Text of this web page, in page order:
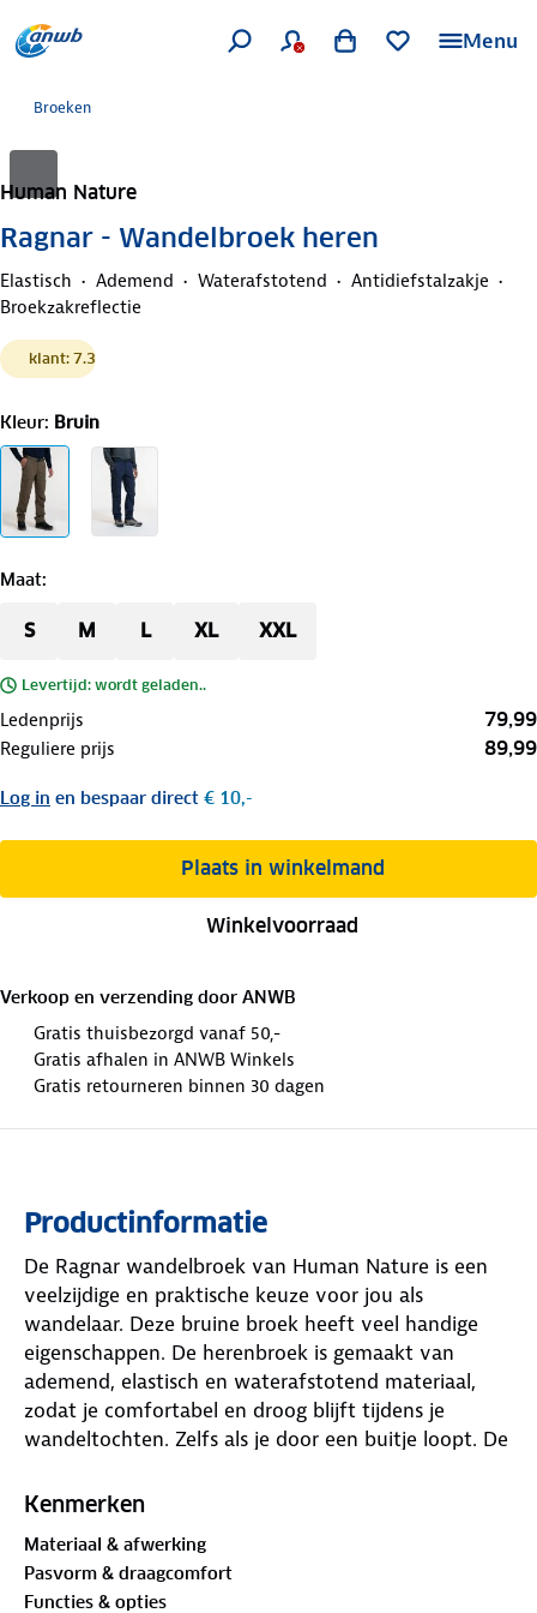
Menu
Broeken
Human Nature
Ragnar - Wandelbroek heren
Elastisch Ademend Waterafstotend
Antidiefstalzakje
Broekzakreflectie
klant: 7.3
Kleur: Bruin
Maat:
S M L XL XXL
Levertijd: wordt geladen..
Ledenprijs 79,99
Reguliere prijs 89,99
Log in en bespaar direct € 10,-
Plaats in winkelmand
Winkelvoorraad
Verkoop en verzending door ANWB
Gratis thuisbezorgd vanaf 50,-
Gratis afhalen in ANWB Winkels
Gratis retourneren binnen 30 dagen
Productinformatie
De Ragnar wandelbroek van Human Nature is een
veelzijdige en praktische keuze voor jou als
wandelaar. Deze bruine broek heeft veel handige
eigenschappen. De herenbroek is gemaakt van
ademend, elastisch en waterafstotend materiaal,
zodat je comfortabel en droog blijft tijdens je
wandeltochten. Zelfs als je door een buitje loopt. De
die je nodig hebt, wat prettig is tijdens actieve
Je spullen organiseer je makkelijk in de vele
Kenmerken
Materiaal & afwerking
Pasvorm & draagcomfort
Functies & opties